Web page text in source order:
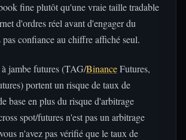
fine plutôt qu'une vraie taille tradable
d'ordres réel avant d'engager du
confiance au chiffre affiché seul.
jambe futures (TAG/BinanceFutures,
portent un risque de taux de
base en plus du risque d'arbitrage
spot/futures n'est pas un arbitrage
n'avez pas vérifié que le taux de